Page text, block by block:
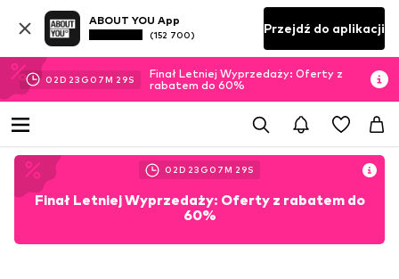
ABOUT YOU App
(152 700) Przejdź do aplikacji
02D 23 G 07M 29S
Finał Letniej Wyprzedaży: Oferty z
rabatem do 60%
02D 23 G 07M 29S
Finał Letniej Wyprzedaży: Oferty z rabatem do
60%